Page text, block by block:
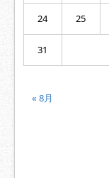
24 25
31
« 8月